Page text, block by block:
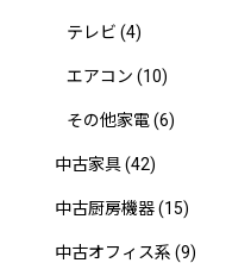
テレビ (4)
エアコン (10)
その他家電(6)
中古家具(42)
中古厨房機器(15)
中古オフィス系 (9)